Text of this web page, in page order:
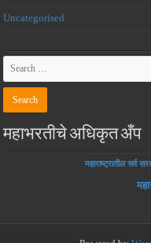
Uncategorised
महाभरतीचे अधिकृत अँप
महाराष्ट्रातील सर्व